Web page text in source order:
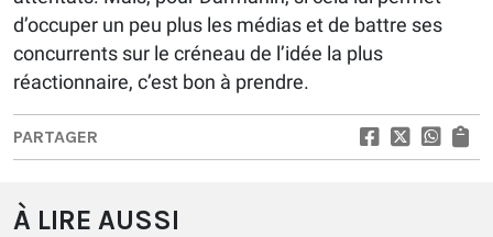
d’occuper un peu plus les médias et de battre ses
concurrents sur le créneau de l’idée la plus
réactionnaire, c’est bon à prendre.
PARTAGER
À LIRE AUSSI